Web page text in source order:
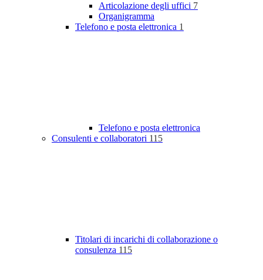
Articolazione degli uffici 7
Organigramma
Telefono e posta elettronica 1
Telefono e posta elettronica
Consulenti e collaboratori 115
Titolari di incarichi di collaborazione o
consulenza 115